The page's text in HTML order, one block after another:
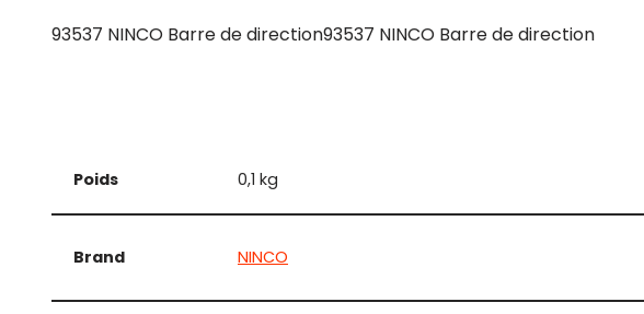
93537 NINCO Barre de direction93537 NINCO Barre de direction
Poids 0,1 kg
Brand NINCO